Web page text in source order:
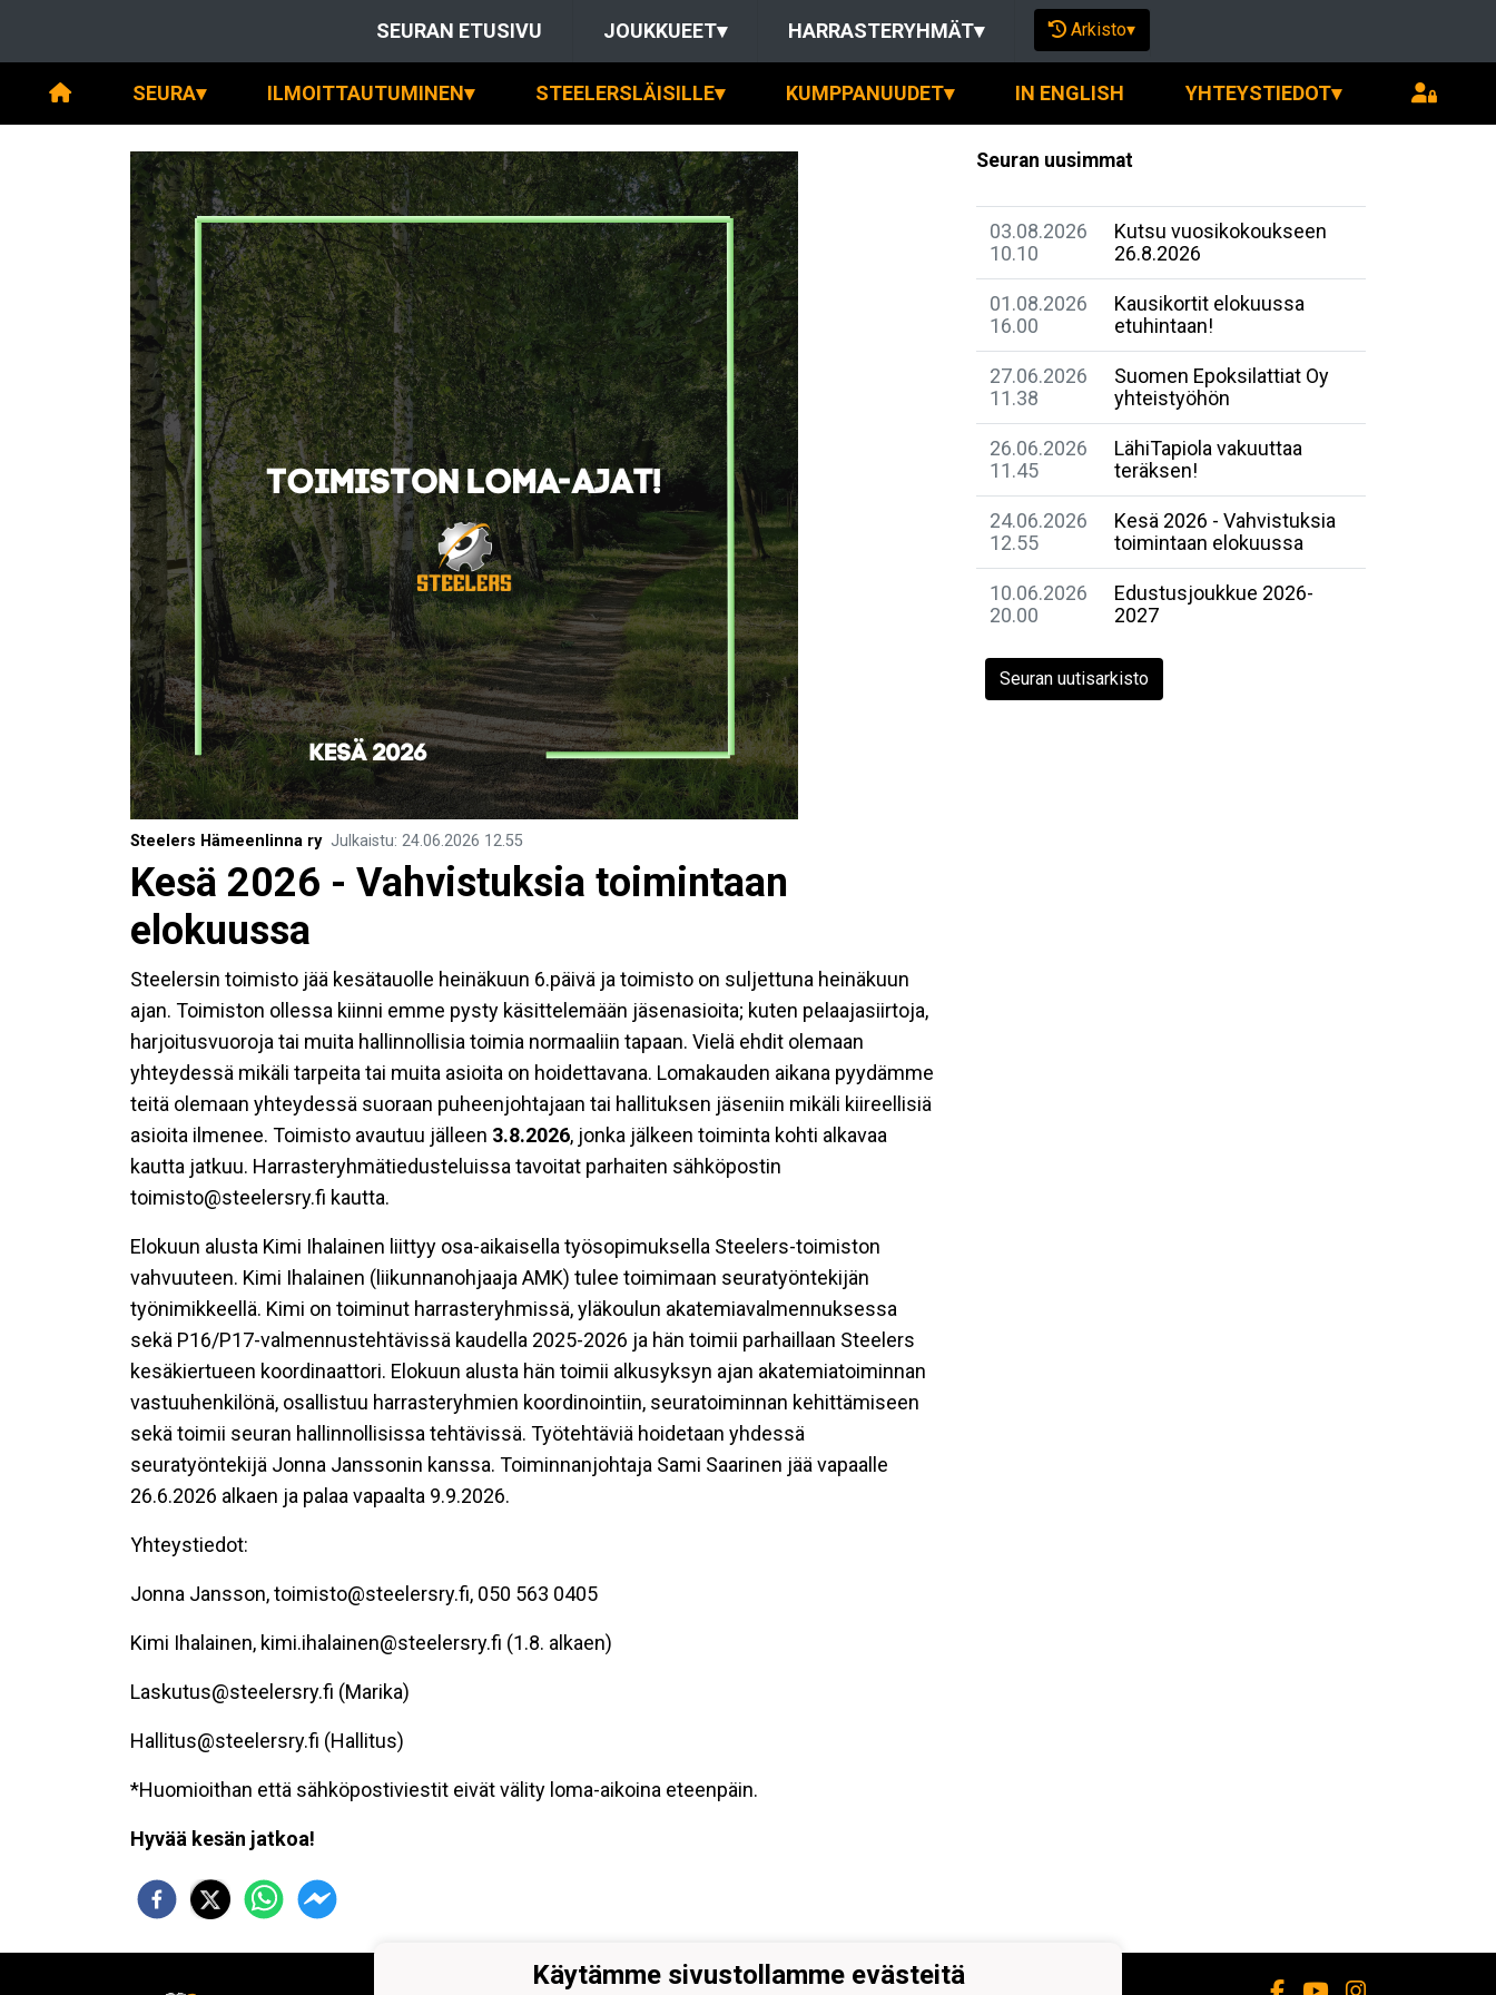
SEURAN ETUSIVU JOUKKUEET▾ HARRASTERYHMÄT▾ Arkisto▾
SEURA▾ ILMOITTAUTUMINEN▾ STEELERSLÄISILLE▾ KUMPPANUUDET▾ IN ENGLISH YHTEYSTIEDOT▾
Steelers Hämeenlinna ry Julkaistu: 24.06.2026 12.55
Kesä 2026 - Vahvistuksia toimintaan
elokuussa
Steelersin toimisto jää kesätauolle heinäkuun 6.päivä ja toimisto on suljettuna heinäkuun
ajan. Toimiston ollessa kiinni emme pysty käsittelemään jäsenasioita; kuten pelaajasiirtoja,
harjoitusvuoroja tai muita hallinnollisia toimia normaaliin tapaan. Vielä ehdit olemaan
yhteydessä mikäli tarpeita tai muita asioita on hoidettavana. Lomakauden aikana pyydämme
teitä olemaan yhteydessä suoraan puheenjohtajaan tai hallituksen jäseniin mikäli kiireellisiä
asioita ilmenee. Toimisto avautuu jälleen 3.8.2026, jonka jälkeen toiminta kohti alkavaa
kautta jatkuu. Harrasteryhmätiedusteluissa tavoitat parhaiten sähköpostin
toimisto@steelersry.fi kautta.
Elokuun alusta Kimi Ihalainen liittyy osa-aikaisella työsopimuksella Steelers-toimiston
vahvuuteen. Kimi Ihalainen (liikunnanohjaaja AMK) tulee toimimaan seuratyöntekijän
työnimikkeellä. Kimi on toiminut harrasteryhmissä, yläkoulun akatemiavalmennuksessa
sekä P16/P17-valmennustehtävissä kaudella 2025-2026 ja hän toimii parhaillaan Steelers
kesäkiertueen koordinaattori. Elokuun alusta hän toimii alkusyksyn ajan akatemiatoiminnan
vastuuhenkilönä, osallistuu harrasteryhmien koordinointiin, seuratoiminnan kehittämiseen
sekä toimii seuran hallinnollisissa tehtävissä. Työtehtäviä hoidetaan yhdessä
seuratyöntekijä Jonna Janssonin kanssa. Toiminnanjohtaja Sami Saarinen jää vapaalle
26.6.2026 alkaen ja palaa vapaalta 9.9.2026.
Yhteystiedot:
Jonna Jansson, toimisto@steelersry.fi, 050 563 0405
Kimi Ihalainen, kimi.ihalainen@steelersry.fi (1.8. alkaen)
Laskutus@steelersry.fi (Marika)
Hallitus@steelersry.fi (Hallitus)
*Huomioithan että sähköpostiviestit eivät välity loma-aikoina eteenpäin.
Hyvää kesän jatkoa!
Seuran uusimmat
03.08.2026
10.10
Kutsu vuosikokoukseen
26.8.2026
01.08.2026
16.00
Kausikortit elokuussa
etuhintaan!
27.06.2026
11.38
Suomen Epoksilattiat Oy
yhteistyöhön
26.06.2026
11.45
LähiTapiola vakuuttaa
teräksen!
24.06.2026
12.55
Kesä 2026 - Vahvistuksia
toimintaan elokuussa
10.06.2026
20.00
Edustusjoukkue 2026-
2027
Seuran uutisarkisto
Steelers Hämeenlinna ry
Käytämme sivustollamme evästeitä